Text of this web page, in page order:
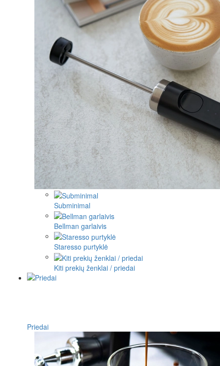
Subminimal
Bellman garlaivis
Staresso purtyklė
Kiti prekių ženklai / priedai
Priedai